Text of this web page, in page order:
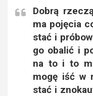
Dobrą
ma pojęcia
stać i
go obalić i
na to i to
mogę iść w
stać i